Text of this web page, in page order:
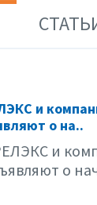
и
о на..
и
о